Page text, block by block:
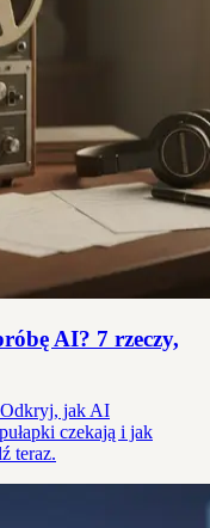
AI? 7 rzeczy,
Odkryj, jak AI
czekają i jak
teraz.